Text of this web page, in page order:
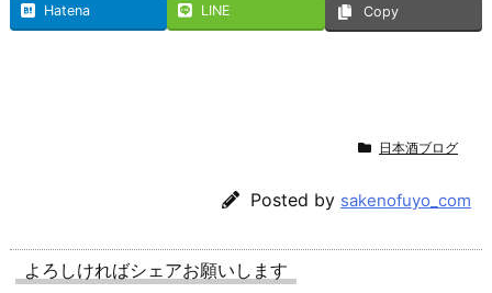
Hatena LINE Copy
日本酒ブログ
Posted by sakenofuyo_com
よろしければシェアお願いします